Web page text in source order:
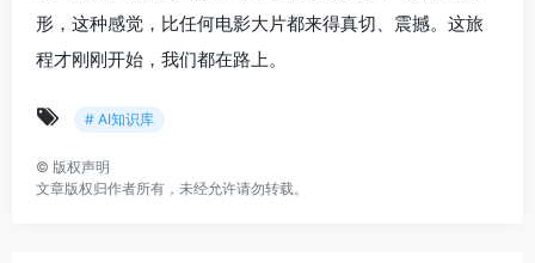
形，这种感觉，比任何电影大片都来得真切、震撼。这旅
程才刚刚开始，我们都在路上。
# AI知识库
© 版权声明
文章版权归作者所有，未经允许请勿转载。